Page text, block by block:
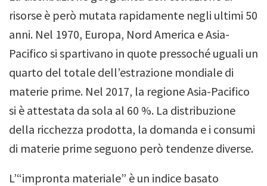
risorse è però mutata rapidamente negli ultimi 50
anni. Nel 1970, Europa, Nord America e Asia-
Pacifico si spartivano in quote pressoché uguali un
quarto del totale dell’estrazione mondiale di
materie prime. Nel 2017, la regione Asia-Pacifico
si è attestata da sola al 60 %. La distribuzione
della ricchezza prodotta, la domanda e i consumi
di materie prime seguono però tendenze diverse.
L’“impronta materiale” è un indice basato